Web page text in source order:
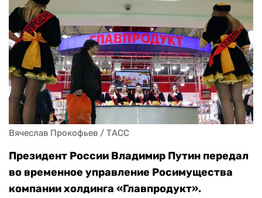
Вячеслав Прокофьев / ТАСС
Президент России Владимир Путин передал
во временное управление Росимущества
компании холдинга «Главпродукт».